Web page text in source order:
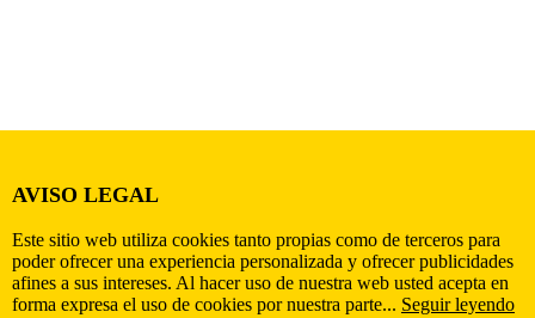
AVISO LEGAL
Este sitio web utiliza cookies tanto propias como de terceros para
poder ofrecer una experiencia personalizada y ofrecer publicidades
afines a sus intereses. Al hacer uso de nuestra web usted acepta en
forma expresa el uso de cookies por nuestra parte... Seguir leyendo